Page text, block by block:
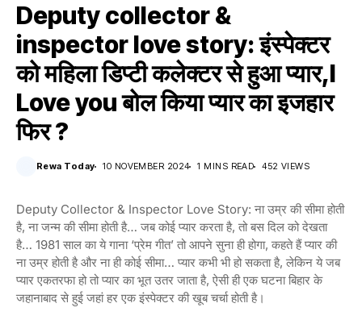
Deputy collector &
inspector love story: इंस्पेक्टर
को महिला डिप्टी कलेक्टर से हुआ प्यार,I
Love you बोल किया प्यार का इजहार
फिर ?
Rewa Today 10 NOVEMBER 2024 1 MINS READ 452 VIEWS
Deputy Collector & Inspector Love Story: ना उम्र की सीमा होती
है, ना जन्म की सीमा होती है… जब कोई प्यार करता है, तो बस दिल को देखता
है… 1981 साल का ये गाना ‘प्रेम गीत’ तो आपने सुना ही होगा, कहते हैं प्यार की
ना उम्र होती है और ना ही कोई सीमा… प्यार कभी भी हो सकता है, लेकिन ये जब
प्यार एकतरफा हो तो प्यार का भूत उतर जाता है, ऐसी ही एक घटना बिहार के
जहानाबाद से हुई जहां हर एक इंस्पेक्टर की खूब चर्चा होती है।